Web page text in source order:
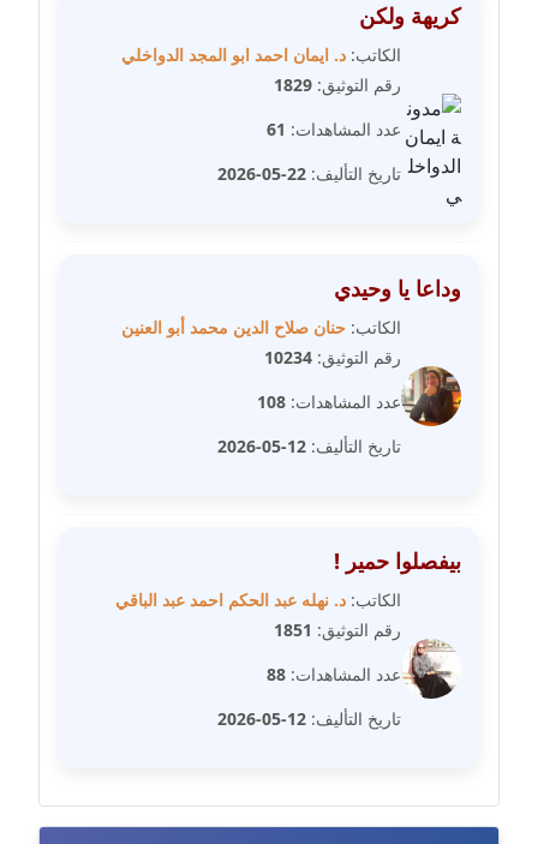
عاملة
مدونة كنوز صلاح
مدونة كيندا فائز
عاملة
مدونة مارية محمد
عاملة
مدونة مبارك عابد
عاملة
مدونة محمد ابو النور
عاملة
مدونة محمد التجاني
عاملة
كريهة ولكن
الكاتب: د. ايمان احمد ابو المجد الدواخلي
رقم التوثيق: 1829
عدد المشاهدات: 61
تاريخ التأليف: 22-05-2026
وداعا يا وحيدي
الكاتب: حنان صلاح الدين محمد أبو العنين
رقم التوثيق: 10234
عدد المشاهدات: 108
تاريخ التأليف: 12-05-2026
بيفصلوا حمير !
الكاتب: د. نهله عبد الحكم احمد عبد الباقي
رقم التوثيق: 1851
عدد المشاهدات: 88
تاريخ التأليف: 12-05-2026